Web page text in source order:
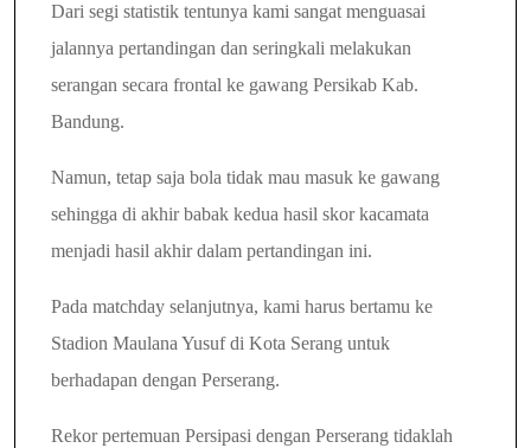
Dari segi statistik tentunya kami sangat menguasai
jalannya pertandingan dan seringkali melakukan
serangan secara frontal ke gawang Persikab Kab.
Bandung.
Namun, tetap saja bola tidak mau masuk ke gawang
sehingga di akhir babak kedua hasil skor kacamata
menjadi hasil akhir dalam pertandingan ini.
Pada matchday selanjutnya, kami harus bertamu ke
Stadion Maulana Yusuf di Kota Serang untuk
berhadapan dengan Perserang.
Rekor pertemuan Persipasi dengan Perserang tidaklah